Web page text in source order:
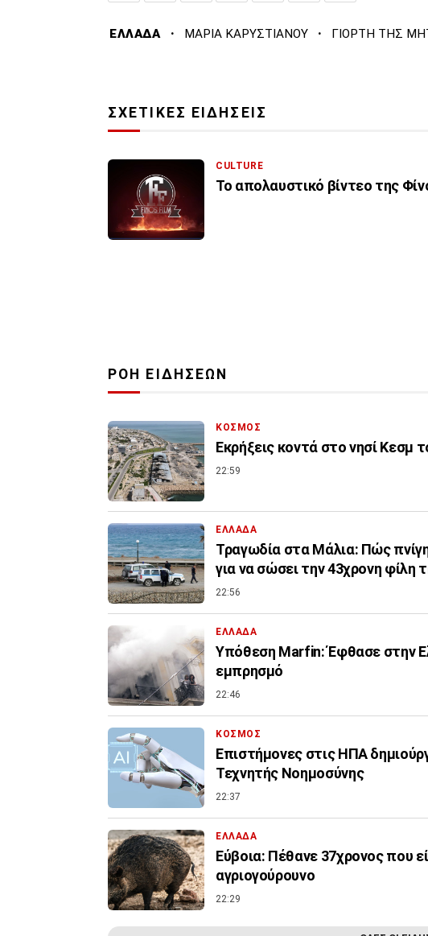
ΕΛΛΑΔΑ · ΜΑΡΙΑ ΚΑΡΥΣΤΙΑΝΟΥ · ΓΙΟΡΤΗ ΤΗΣ
ΣΧΕΤΙΚΕΣ ΕΙΔΗΣΕΙΣ
CULTURE
Το απολαυστικό βίντεο της
ΡΟΗ ΕΙΔΗΣΕΩΝ
ΚΟΣΜΟΣ
Εκρήξεις κοντά στο νησί Κεσμ
22:59
ΕΛΛΑΔΑ
Τραγωδία στα Μάλια: Πώς
για να σώσει την 43χρονη φίλη
22:56
ΕΛΛΑΔΑ
Υπόθεση Marfin: Έφθασε στην
εμπρησμό
22:46
ΚΟΣΜΟΣ
Επιστήμονες στις ΗΠΑ
Τεχνητής Νοημοσύνης
22:37
ΕΛΛΑΔΑ
Εύβοια: Πέθανε 37χρονος που
αγριογούρουνο
22:29